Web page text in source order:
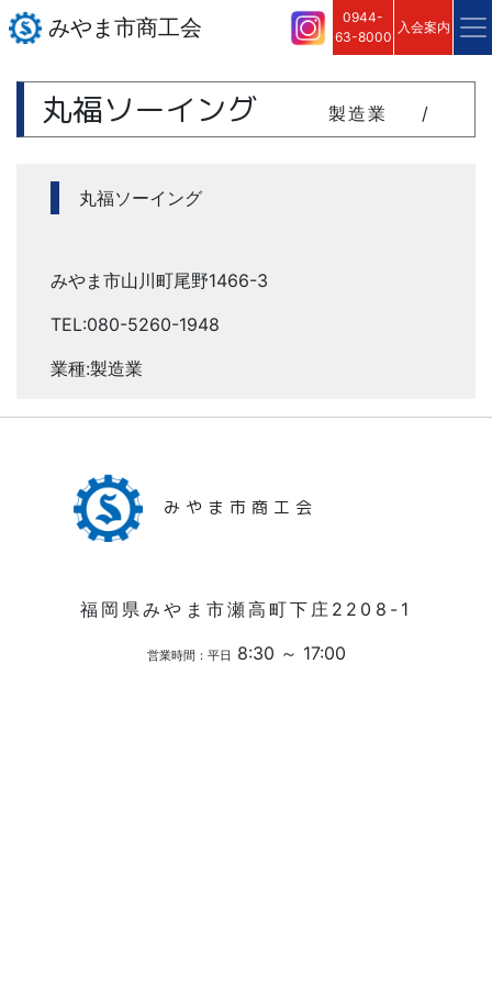
みやま市商工会
0944-
63-8000
入会案内
丸福ソーイング 製造業 /
丸福ソーイング
みやま市山川町尾野1466-3
TEL:080-5260-1948
業種:製造業
みやま市商工会
福岡県みやま市瀬高町下庄2208-1
営業時間：平日 8:30 ～ 17:00